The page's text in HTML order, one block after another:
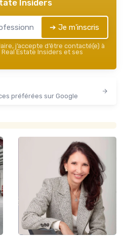
Insiders
➔ Je m'inscris
j’accepte d’être contacté(e) à
Estate Insiders et ses
préférées sur Google